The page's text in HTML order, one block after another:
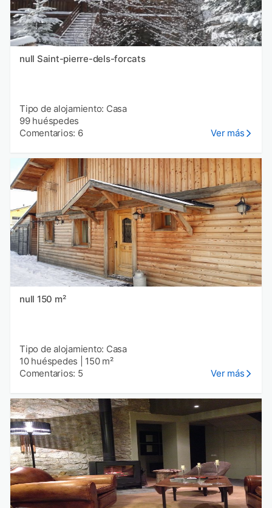
null Saint-pierre-dels-forcats
Tipo de alojamiento: Casa
99 huéspedes
Comentarios: 6
Ver más
null 150 m²
Tipo de alojamiento: Casa
10 huéspedes
150 m²
Comentarios: 5
Ver más